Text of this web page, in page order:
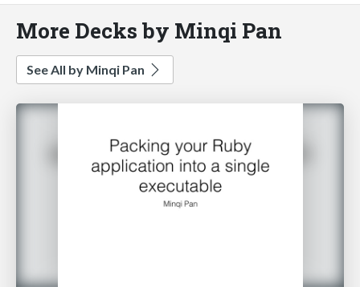
More Decks by Minqi Pan
See All by Minqi Pan